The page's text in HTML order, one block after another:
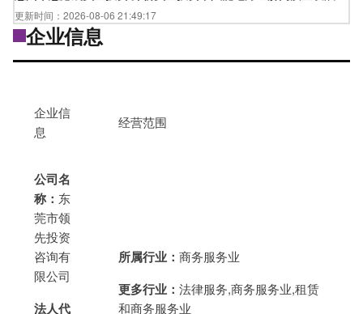
更新时间：2026-08-06 21:49:17
企业信息
企业信
息
经营范围
公司名
称： 东
莞市领
先投资
咨询有
限公司
法人代
所属行业： 商务服务业
更多行业： 法律服务,商务服务业,租赁
和商务服务业